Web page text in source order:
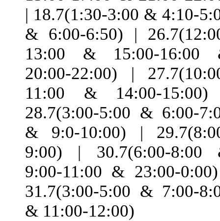
| 18.7(1:30-3:00 & 4:10-
& 6:00-6:50) |
13:00 & 15:00-16:00
20:00-22:00) |
11:00 & 14:00-
28.7(3:00-5:00 & 6:00-
& 9:0-10:00) |
9:00) | 30.7(6:00-8:00
9:00-11:00 & 23:00-
31.7(3:00-5:00 & 7:00-
& 11:00-12:00)